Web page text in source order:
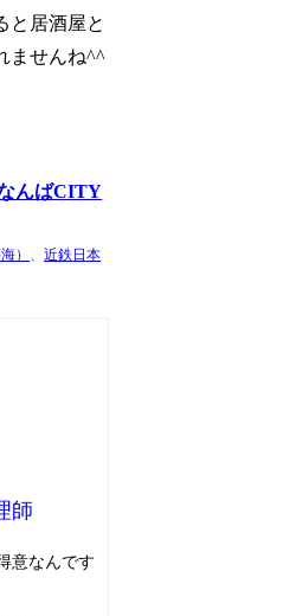
と居酒屋と
ませんね^^
んばCITY
） 、近鉄日本
師
意なんです